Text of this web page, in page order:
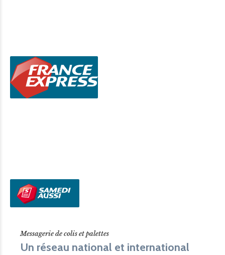
Messagerie de colis et palettes
Un réseau national et international